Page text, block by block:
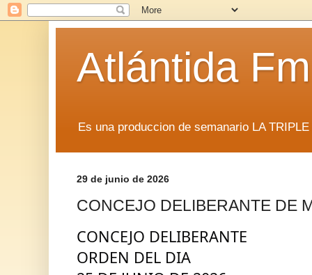
Atlántida
Es una produccion de semanario LA
29 de junio de 2026
CONCEJO DELIBERANTE DE
CONCEJO DELIBERANTE
ORDEN DEL DIA